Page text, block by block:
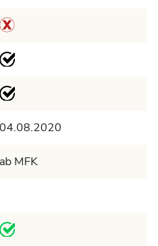
04.08.2020
ab MFK